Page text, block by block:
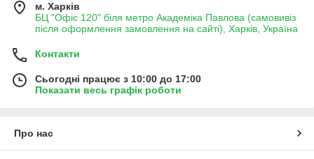
м. Харків
БЦ "Офіс 120" біля метро Академіка Павлова (самовивіз
після оформлення замовлення на сайті), Харків, Україна
Контакти
Сьогодні працює з 10:00 до 17:00
Показати весь графік роботи
Про нас